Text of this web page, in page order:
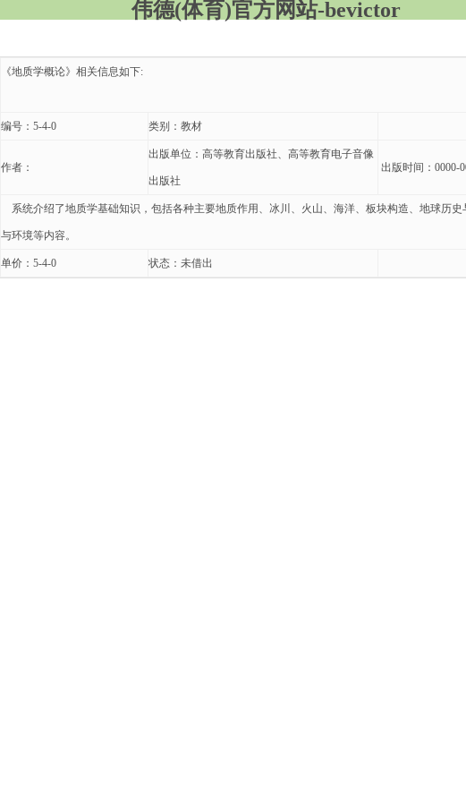
伟德(体育)官方网站-bevictor
《地质学概论》相关信息如下:
编号：5-4-0 类别：教材
作者：
出版单位：高等教育出版社、高等教育电子音像
出版社
出版时间：0000-
系统介绍了地质学基础知识，包括各种主要地质作用、冰川、火山、海洋、板块构造、地球历史
与环境等内容。
单价：5-4-0 状态：未借出